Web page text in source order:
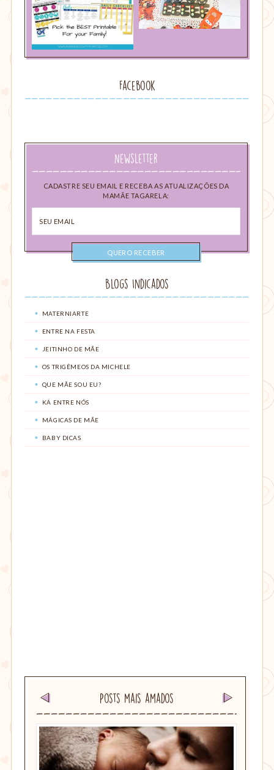
Facebook
Newsletter
CADASTRE SEU EMAIL E RECEBA AS ATUALIZAÇÕES DA
MAMÃE TAGARELA:
email
Blogs Indicados
MATERNIARTE
ENTRE NA FESTA
JEITINHO DE MÃE
OS TRIGÊMEOS DA MICHELE
QUE MÃE SOU EU?
KÁ ENTRE NÓS
MÁGICAS DE MÃE
BABY DICAS
Posts mais amados